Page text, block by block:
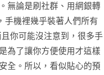
無論是刷社群、用網銀轉
手機裡幾乎裝著人們所有
你可能沒注意到，很多手
為了讓你方便使用才這樣
全。所以，看似貼心的預